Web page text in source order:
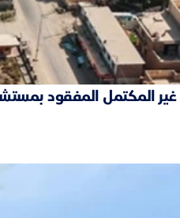
غير المكتمل المفقود